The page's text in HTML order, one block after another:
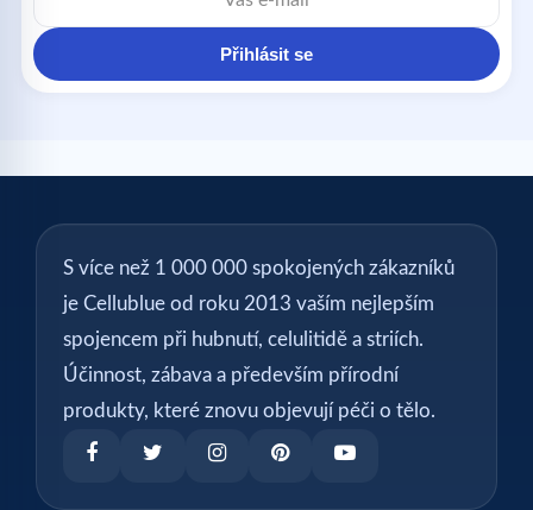
Přihlásit se
S více než 1 000 000 spokojených zákazníků
je Cellublue od roku 2013 vaším nejlepším
spojencem při hubnutí, celulitidě a striích.
Účinnost, zábava a především přírodní
produkty, které znovu objevují péči o tělo.